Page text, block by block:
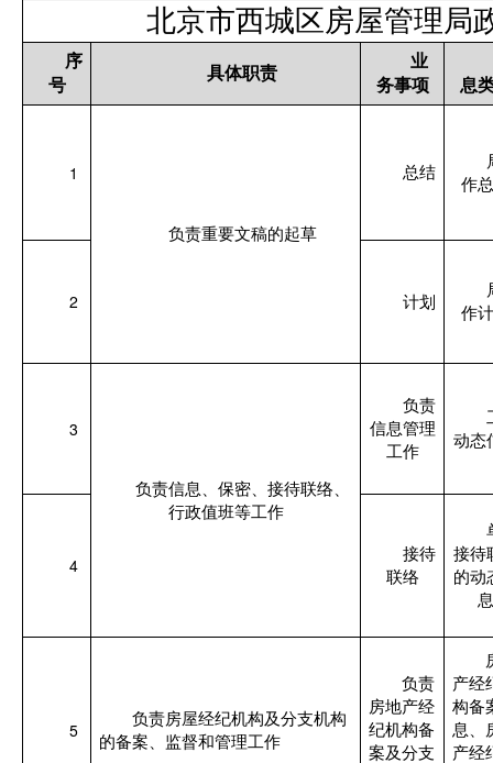
北京市西城区房屋管理局
序
号
具体职责
业
务事项
息
1
负责重要文稿的起草
总结
作
2 计划
作
3
负责信息、保密、接待联络、
行政值班等工作
负责
信息管理
工作
动态
4
接待
联络
接待
的动
息
5
负责房屋经纪机构及分支机构
的备案、监督和管理工作
负责
房地产经
纪机构备
案及分支
产经
构备
息、
产经